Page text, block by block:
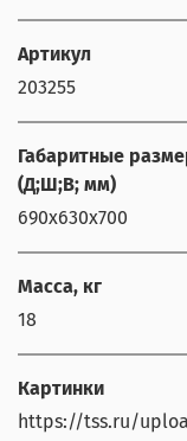
Артикул
203255
Габаритные
(Д;Ш;В; мм)
690х630х700
Масса, кг
18
Картинки
https://tss.ru/